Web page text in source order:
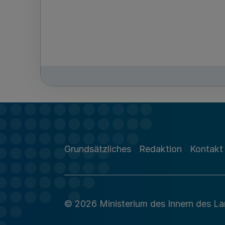
Grundsätzliches Redaktion Kontakt
© 2026 Ministerium des Innern des